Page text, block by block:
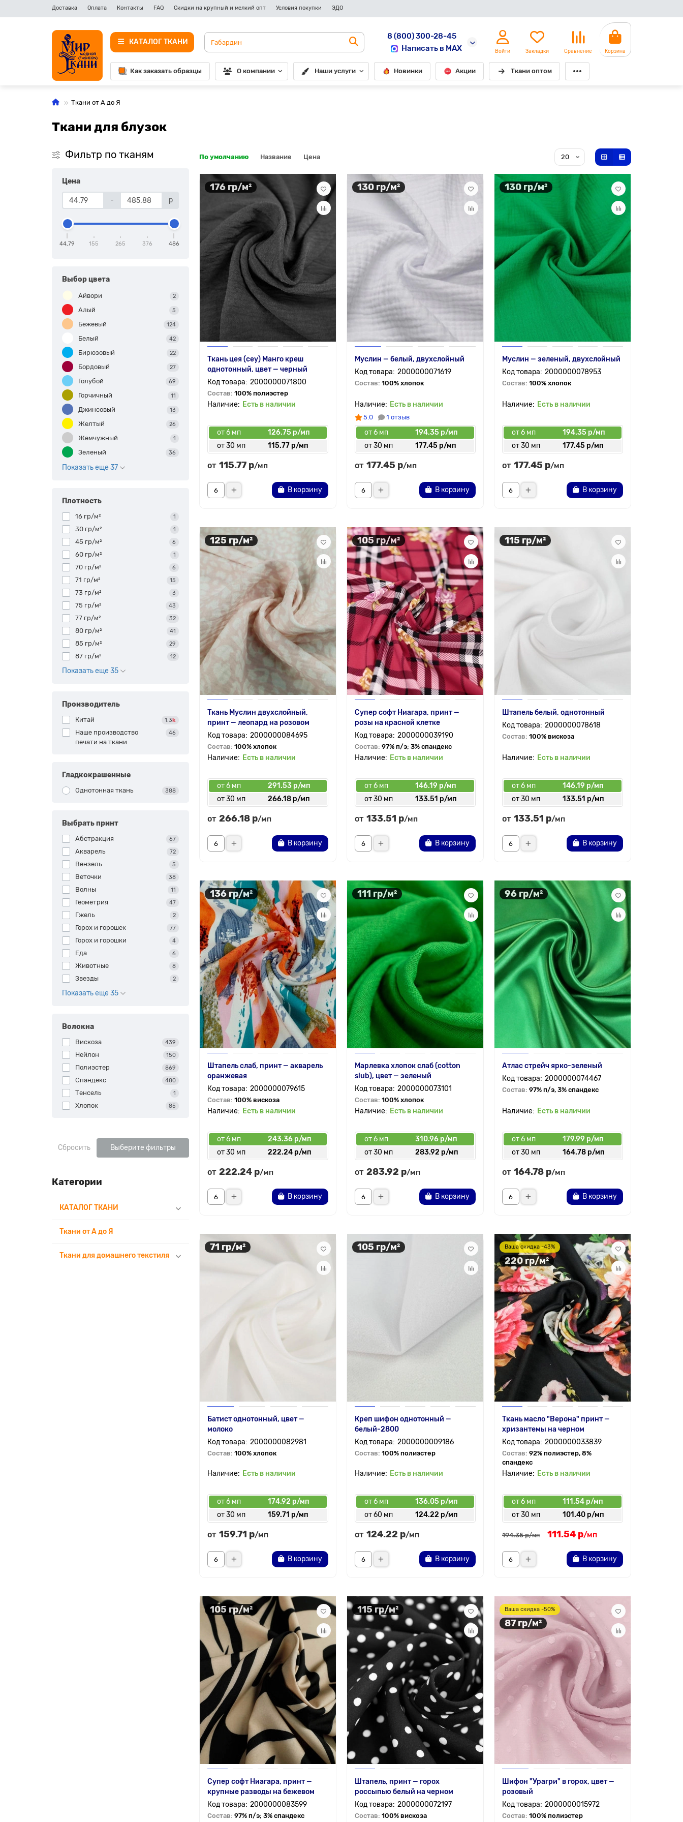
Доставка Оплата Контакты FAQ Скидки на крупный и мелкий опт Условия покупки ЭДО
КАТАЛОГ ТКАНИ
8 (800) 300-28-45
Написать в MAX
Войти Закладки Сравнение Корзина
Как заказать образцы О компании Наши услуги Новинки Акции Ткани оптом
Ткани от А до Я
Ткани для блузок
Фильтр по тканям
Цена
- р
44,79 155 265 376 486
Выбор цвета
Айвори 2
Алый 5
Бежевый 124
Белый 42
Бирюзовый 22
Бордовый 27
Голубой 69
Горчичный 11
Джинсовый 13
Желтый 26
Жемчужный 1
Зеленый 36
Показать еще 37
Плотность
16 гр/м² 1
30 гр/м² 1
45 гр/м² 6
60 гр/м² 1
70 гр/м² 6
71 гр/м² 15
73 гр/м² 3
75 гр/м² 43
77 гр/м² 32
80 гр/м² 41
85 гр/м² 29
87 гр/м² 12
Показать еще 35
Производитель
Китай 1.3k
Наше производство
печати на ткани
46
Гладкокрашенные
Однотонная ткань 388
Выбрать принт
Абстракция 67
Акварель 72
Вензель 5
Веточки 38
Волны 11
Геометрия 47
Гжель 2
Горох и горошек 77
Горох и горошки 4
Еда 6
Животные 8
Звезды 2
Показать еще 35
Волокна
Вискоза 439
Нейлон 150
Полиэстер 869
Спандекс 480
Тенсель 1
Хлопок 85
Сбросить Выберите фильтры
Категории
КАТАЛОГ ТКАНИ
Ткани от А до Я
Ткани для домашнего текстиля
По умолчанию Название Цена
176 гр/м²
Ткань цея (cey) Манго креш
однотонный, цвет — черный
2000000071800
Состав: 100% полиэстер
Есть в наличии
от 6 мп
126.75 р/мп
от 30 мп
115.77 р/мп
от 115.77 р/мп
В корзину
130 гр/м²
Муслин — белый, двухслойный
2000000071619
Состав: 100% хлопок
Есть в наличии
5.0 1 отзыв
от 6 мп
194.35 р/мп
от 30 мп
177.45 р/мп
от 177.45 р/мп
В корзину
130 гр/м²
Муслин — зеленый, двухслойный
2000000078953
Состав: 100% хлопок
Есть в наличии
от 6 мп
194.35 р/мп
от 30 мп
177.45 р/мп
от 177.45 р/мп
В корзину
125 гр/м²
Ткань Муслин двухслойный,
принт — леопард на розовом
2000000084695
Состав: 100% хлопок
Есть в наличии
от 6 мп
291.53 р/мп
от 30 мп
266.18 р/мп
от 266.18 р/мп
В корзину
105 гр/м²
Супер софт Ниагара, принт —
розы на красной клетке
2000000039190
Состав: 97% п/э; 3% спандекс
Есть в наличии
от 6 мп
146.19 р/мп
от 30 мп
133.51 р/мп
от 133.51 р/мп
В корзину
115 гр/м²
Штапель белый, однотонный
2000000078618
Состав: 100% вискоза
Есть в наличии
от 6 мп
146.19 р/мп
от 30 мп
133.51 р/мп
от 133.51 р/мп
В корзину
136 гр/м²
Штапель слаб, принт — акварель
оранжевая
2000000079615
Состав: 100% вискоза
Есть в наличии
от 6 мп
243.36 р/мп
от 30 мп
222.24 р/мп
от 222.24 р/мп
В корзину
111 гр/м²
Марлевка хлопок слаб (cotton
slub), цвет — зеленый
2000000073101
Состав: 100% хлопок
Есть в наличии
от 6 мп
310.96 р/мп
от 30 мп
283.92 р/мп
от 283.92 р/мп
В корзину
96 гр/м²
Атлас стрейч ярко-зеленый
2000000074467
Состав: 97% п/э, 3% спандекс
Есть в наличии
от 6 мп
179.99 р/мп
от 30 мп
164.78 р/мп
от 164.78 р/мп
В корзину
71 гр/м²
Батист однотонный, цвет —
молоко
2000000082981
Состав: 100% хлопок
Есть в наличии
от 6 мп
174.92 р/мп
от 30 мп
159.71 р/мп
от 159.71 р/мп
В корзину
105 гр/м²
Креп шифон однотонный —
белый-2800
2000000009186
Состав: 100% полиэстер
Есть в наличии
от 6 мп
136.05 р/мп
от 60 мп
124.22 р/мп
от 124.22 р/мп
В корзину
Ваша скидка -43%
220 гр/м²
Ткань масло "Верона" принт —
хризантемы на черном
2000000033839
Состав: 92% полиэстер, 8%
спандекс
Есть в наличии
от 6 мп
111.54 р/мп
от 30 мп
101.40 р/мп
194.35 р/мп 111.54 р/мп
В корзину
105 гр/м²
Супер софт Ниагара, принт —
крупные разводы на бежевом
2000000083599
Состав: 97% п/э; 3% спандекс
115 гр/м²
Штапель, принт — горох
россыпью белый на черном
2000000072197
Состав: 100% вискоза
Ваша скидка -50%
87 гр/м²
Шифон "Урагри" в горох, цвет —
розовый
2000000015972
Состав: 100% полиэстер